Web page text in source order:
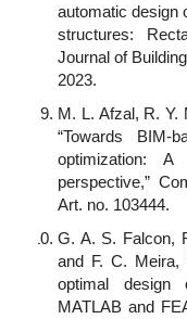
automatic design
structures:
Journal of
2023.
M. L. Afzal, R. Y.
“Towards BIM-
optimization:
perspective,”
Art. no. 103444.
G. A. S. Falcon,
and F. C. Meira,
optimal design
MATLAB and